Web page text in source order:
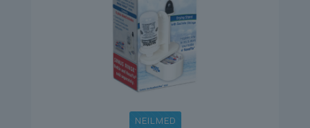
NEILMED